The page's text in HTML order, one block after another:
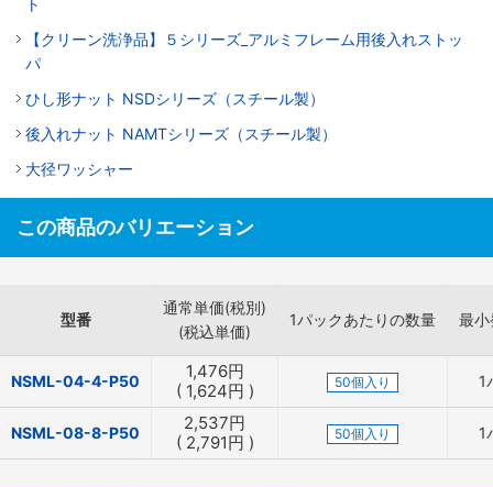
ト
【クリーン洗浄品】５シリーズ_アルミフレーム用後入れストッ
パ
ひし形ナット NSDシリーズ（スチール製）
後入れナット NAMTシリーズ（スチール製）
大径ワッシャー
この商品のバリエーション
型番
通常単価(税別)
(税込単価)
1パックあたりの数量 最
NSML-04-4-P50 1,476円
( 1,624円 ) 50個入り 1
NSML-08-8-P50 2,537円
( 2,791円 ) 50個入り 1